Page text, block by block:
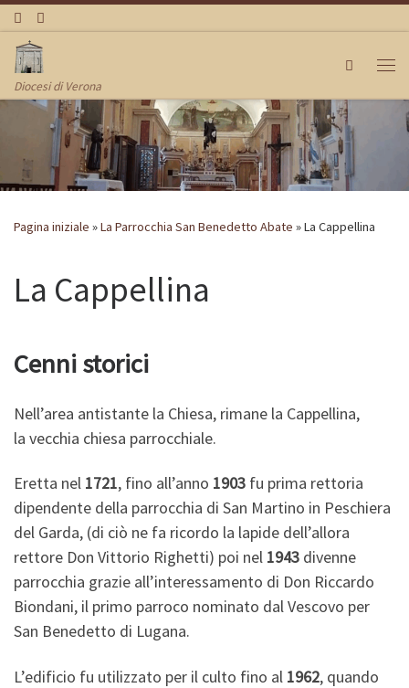
Passa al contenuto
Diocesi di Verona
Search
Pagina iniziale »La Parrocchia San Benedetto Abate »La Cappellina
La Cappellina
Cenni storici
Nell’area antistante la Chiesa, rimane la Cappellina,
la vecchia chiesa parrocchiale.
Eretta nel 1721, fino all’anno 1903 fu prima rettoria
dipendente della parrocchia di San Martino in Peschiera
del Garda, (di ciò ne fa ricordo la lapide dell’allora
rettore Don Vittorio Righetti) poi nel 1943 divenne
parrocchia grazie all’interessamento di Don Riccardo
Biondani, il primo parroco nominato dal Vescovo per
San Benedetto di Lugana.
L’edificio fu utilizzato per il culto fino al 1962, quando